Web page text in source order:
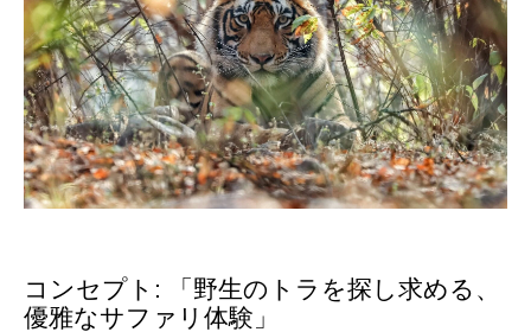
コンセプト: 「野生のトラを探し求める、
優雅なサファリ体験」